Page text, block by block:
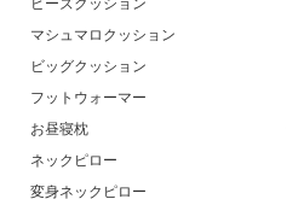
マシュマロクッション
ビッグクッション
フットウォーマー
お昼寝枕
ネックピロー
変身ネックピロー